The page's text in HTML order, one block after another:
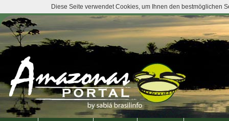
Diese Seite verwendet Cookies, um Ihnen den bestmöglichen